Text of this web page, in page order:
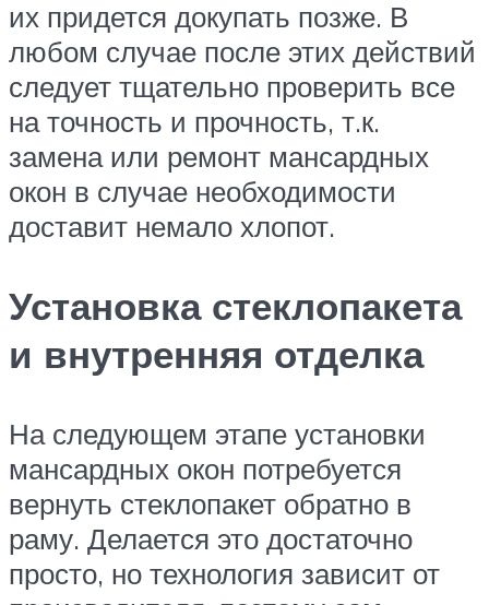
их придется докупать позже. В
любом случае после этих действий
следует тщательно проверить все
на точность и прочность, т.к.
замена или ремонт мансардных
окон в случае необходимости
доставит немало хлопот.
Установка стеклопакета
и внутренняя отделка
На следующем этапе установки
мансардных окон потребуется
вернуть стеклопакет обратно в
раму. Делается это достаточно
просто, но технология зависит от